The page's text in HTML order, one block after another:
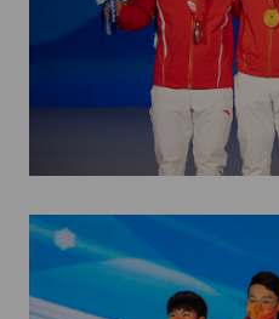
Kettőskarrier-
NOB